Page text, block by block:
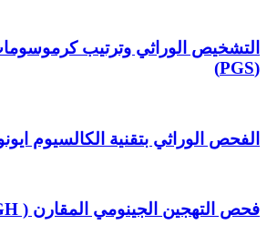
التشخيص الوراثي وترتيب
(PGS)
الفحص الوراثي بتقنية الكالسيوم
فحص التهجين الجينومي المقارن ( Array CGH)